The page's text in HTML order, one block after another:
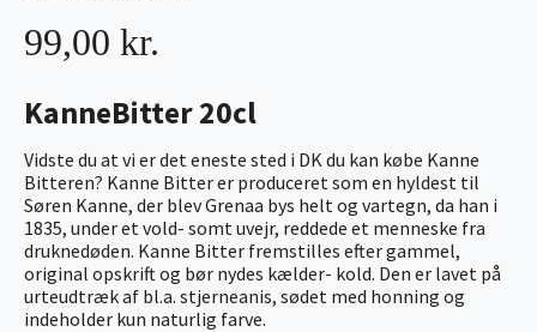
KanneBitter 20cl
Vidste du at vi er det eneste sted i DK du kan købe Kanne
Bitteren? Kanne Bitter er produceret som en hyldest til
Søren Kanne, der blev Grenaa bys helt og vartegn, da han i
1835, under et vold- somt uvejr, reddede et menneske fra
druknedøden. Kanne Bitter fremstilles efter gammel,
original opskrift og bør nydes kælder- kold. Den er lavet på
urteudtræk af bl.a. stjerneanis, sødet med honning og
indeholder kun naturlig farve.
99,00 kr.